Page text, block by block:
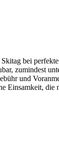
bei
zumindest
und
Einsamkeit,